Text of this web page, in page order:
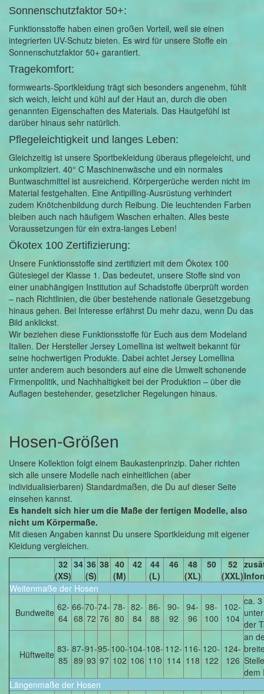
Sonnenschutzfaktor 50+:
Funktionsstoffe haben einen großen Vorteil, weil sie einen
integrierten UV-Schutz bieten. Es wird für unsere Stoffe ein
Sonnenschutzfaktor 50+ garantiert.
Tragekomfort:
formwearts-Sportkleidung trägt sich besonders angenehm, fühlt
sich weich, leicht und kühl auf der Haut an, durch die oben
genannten Eigenschaften des Materials. Das Hautgefühl ist
darüber hinaus sehr natürlich.
Pflegeleichtigkeit und langes Leben:
Gleichzeitig ist unsere Sportbekleidung überaus pflegeleicht, und
unkompliziert. 40° C Maschinenwäsche und ein normales
Buntwaschmittel ist ausreichend. Körpergerüche werden nicht im
Material festgehalten. Eine Antipilling-Ausrüstung verhindert
zudem Knötchenbildung durch Reibung. Die leuchtenden Farben
bleiben auch nach häufigem Waschen erhalten. Alles beste
Voraussetzungen für ein extra-langes Leben!
Ökotex 100 Zertifizierung:
Unsere Funktionsstoffe sind zertifiziert mit dem Ökotex 100
Gütesiegel der Klasse 1. Das bedeutet, unsere Stoffe sind von
einer unabhängigen Institution auf Schadstoffe überprüft worden
– nach Richtlinien, die über bestehende nationale Gesetzgebung
hinaus gehen. Bei Interesse erfährst Du mehr dazu, wenn Du das
Bild anklickst.
Wir beziehen diese Funktionsstoffe für Euch aus dem Modeland
Italien. Der Hersteller Jersey Lomellina ist weltweit bekannt für
seine hochwertigen Produkte. Dabei achtet Jersey Lomellina
unter anderem auch besonders auf eine die Umwelt schonende
Firmenpolitik, und Nachhaltigkeit bei der Produktion – über die
Auflagen bestehender, gesetzlicher Regelungen hinaus.
Hosen-Größen
Unsere Kollektion folgt einem Baukastenprinzip. Daher richten
sich alle unsere Modelle nach einheitlichen (aber
individualisierbaren) Standardmaßen, die Du auf dieser Seite
einsehen kannst.
Es handelt sich hier um die Maße der fertigen Modelle, also
nicht um Körpermaße.
Mit diesen Angaben kannst Du unsere Sportkleidung mit eigener
Kleidung vergleichen.
32
(XS)
34 36
(S)
38 40
(M)
42
44
(L)
46
48
(XL)
50
52
(XXL)
Weitenmaße der Hosen
Bundweite 62-
64
66-
68
70-
72
74-
76
78-
80
82-
84
86-
88
90-
92
94-
96
98-
100
102-
104
ca.
der
Hüftweite 83-
85
87-
89
91-
93
95-
97
100-
102
104-
106
108-
110
112-
114
116-
118
120-
122
124-
126
an
dem
Längenmaße der Hosen